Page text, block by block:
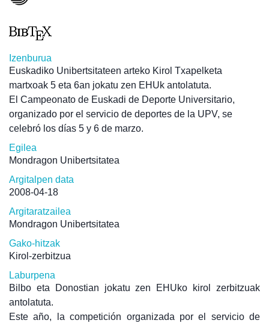
Izenburua
Euskadiko Unibertsitateen arteko Kirol Txapelketa
martxoak 5 eta 6an jokatu zen EHUk antolatuta.
El Campeonato de Euskadi de Deporte Universitario,
organizado por el servicio de deportes de la UPV, se
celebró los días 5 y 6 de marzo.
Egilea
Mondragon Unibertsitatea
Argitalpen data
2008-04-18
Argitaratzailea
Mondragon Unibertsitatea
Gako-hitzak
Kirol-zerbitzua
Laburpena
Bilbo eta Donostian jokatu zen EHUko kirol zerbitzuak
antolatuta.
Este año, la competición organizada por el servicio de